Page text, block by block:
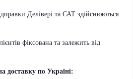
Делівері та САТ здійснюються
фіксована та залежить від
доставку по Україні: